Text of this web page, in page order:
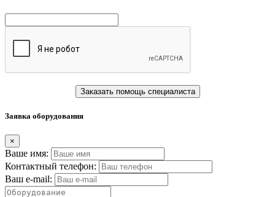
Заказать помощь специалиста
Заявка оборудования
×
Ваше имя:
Контактный телефон:
Ваш e-mail: